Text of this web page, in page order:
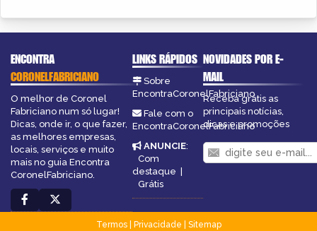
ENCONTRA
CORONELFABRICIANO
O melhor de Coronel
Fabriciano num só lugar!
Dicas, onde ir, o que fazer,
as melhores empresas,
locais, serviços e muito
mais no guia Encontra
CoronelFabriciano.
LINKS RÁPIDOS
Sobre
EncontraCoronelFabriciano
Fale com o
EncontraCoronelFabriciano
ANUNCIE:
Com
destaque
Grátis
NOVIDADES POR E-
MAIL
Receba grátis as
principais notícias,
dicas e promoções
Termos| Privacidade
Sitemap